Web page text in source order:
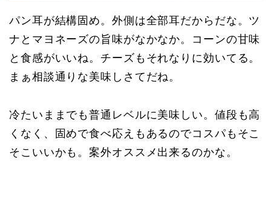
パン耳が結構固め。外側は全部耳だからだな。ツ
ナとマヨネーズの旨味がなかなか。コーンの甘味
と食感がいいね。チーズもそれなりに効いてる。
まぁ相談通りな美味しさてだね。
冷たいままでも普通レベルに美味しい。値段も高
くなく、固めで食べ応えもあるのでコスパもそこ
そこいいかも。案外オススメ出来るのかな。